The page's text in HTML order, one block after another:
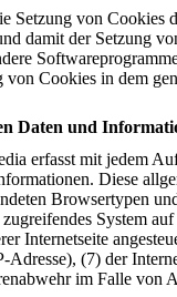
Setzung von Cookies
damit der Setzung
von Cookies in dem
Daten und
erfasst mit jedem
Diese
Browsertypen
System
Internetseite
(7) der
im Falle von